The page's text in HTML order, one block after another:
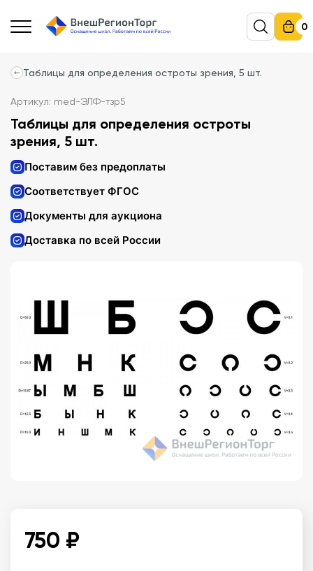
0
Таблицы для определения остроты зрения, 5 шт.
Артикул: med-ЭЛФ-тзр5
Таблицы для определения остроты
зрения, 5 шт.
Поставим без предоплаты
Соответствует ФГОС
Документы для аукциона
Доставка по всей России
750 ₽